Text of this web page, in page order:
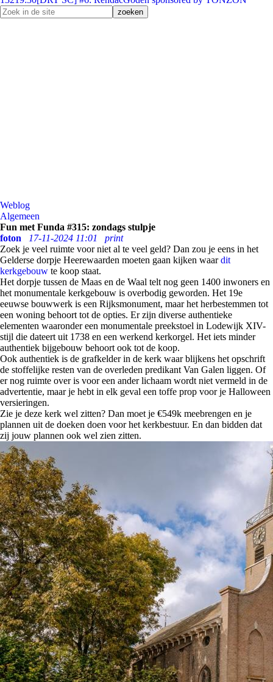
Weblog
Algemeen
Fun met Funda #315: zondags stulpje
foton
17-11-2024 11:01
print
Zoek je veel ruimte voor niet al te veel geld? Dan zou je eens in het
Gelderse dorpje Heerewaarden moeten gaan kijken waardit
kerkgebouw te koop staat.
Het dorpje tussen de Maas en de Waal telt nog geen 1400 inwoners en
het monumentale kerkgebouw is overbodig geworden. Het 19e
eeuwse bouwwerk is een Rijksmonument, maar het herbestemmen tot
een woning behoort tot de opties. Er zijn diverse authentieke
elementen waaronder een monumentale preekstoel in Lodewijk XIV-
stijl die dateert uit 1738 en een werkend kerkorgel. Het iets minder
authentiek bijgebouw behoort ook tot de koop.
Ook authentiek is de grafkelder in de kerk waar blijkens het opschrift
de stoffelijke resten van de overleden predikant Van Galen liggen. Of
er nog ruimte over is voor een ander lichaam wordt niet vermeld in de
advertentie, maar je hebt in elk geval een toffe prop voor je Halloween
versieringen.
Zie je deze kerk wel zitten? Dan moet je €549k meebrengen en je
plannen uit de doeken doen voor het kerkbestuur. En dan bidden dat
zij jouw plannen ook wel zien zitten.